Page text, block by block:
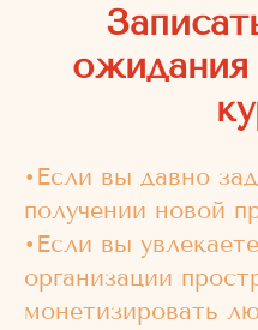
ожидания
•Если вы давно
получении новой
•Если вы
организации
монетизировать